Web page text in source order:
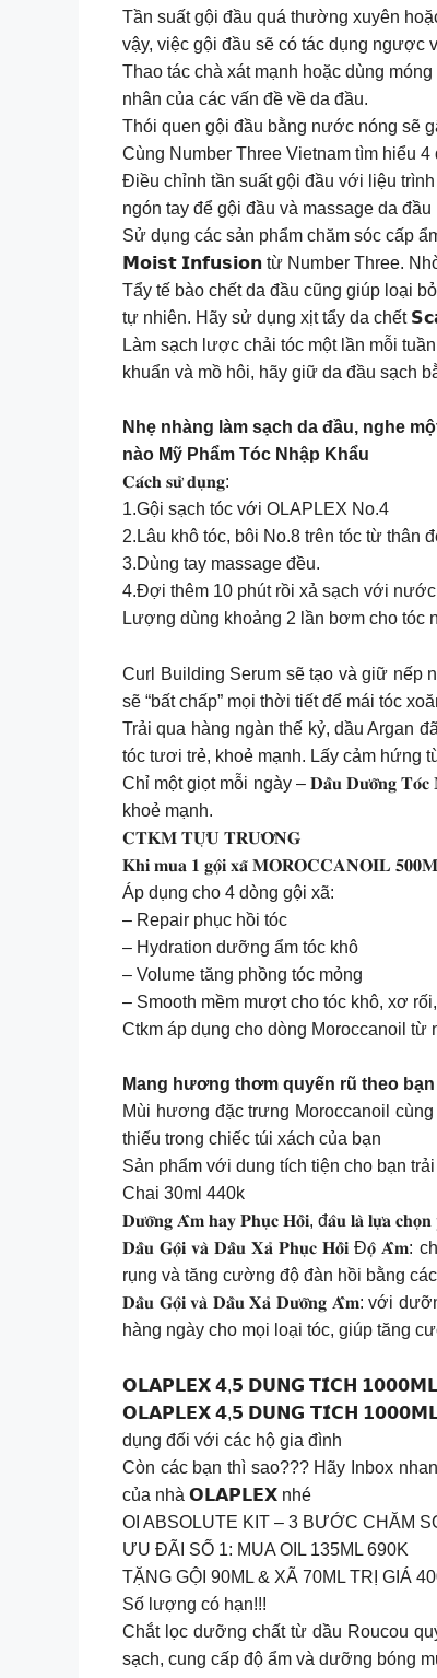
Tần suất gội đầu quá thường xuyên
vậy, việc gội đầu sẽ có tác dụng ngược
Thao tác chà xát mạnh hoặc dùng
nhân của các vấn đề về da đầu.
Thói quen gội đầu bằng nước nóng sẽ
Cùng Number Three Vietnam tìm hiểu
Điều chỉnh tần suất gội đầu với liệu
ngón tay để gội đầu và massage da
Sử dụng các sản phẩm chăm sóc cấp
𝗠𝗼𝗶𝘀𝘁 𝗜𝗻𝗳𝘂𝘀𝗶𝗼𝗻 từ Number Three.
Tẩy tế bào chết da đầu cũng giúp loại
tự nhiên. Hãy sử dụng xịt tẩy da chết
Làm sạch lược chải tóc một lần mỗi
khuẩn và mồ hôi, hãy giữ da đầu sạch
Nhẹ nhàng làm sạch da đầu, nghe
nào Mỹ Phẩm Tóc Nhập Khẩu
𝐂𝐚́𝐜𝐡 𝐬𝐮̛̉ 𝐝𝐮̣𝐧𝐠:
1.Gội sạch tóc với OLAPLEX No.4
2.Lâu khô tóc, bôi No.8 trên tóc từ thân
3.Dùng tay massage đều.
4.Đợi thêm 10 phút rồi xả sạch với
Lượng dùng khoảng 2 lần bơm cho tóc
Curl Building Serum sẽ tạo và giữ nếp
sẽ “bất chấp” mọi thời tiết để mái tóc
Trải qua hàng ngàn thế kỷ, dầu Argan
tóc tươi trẻ, khoẻ mạnh. Lấy cảm hứng
Chỉ một giọt mỗi ngày – 𝐃𝐚̂̀𝐮 𝐃𝐮̛𝐨̛̃𝐧𝐠
khoẻ mạnh.
𝐂𝐓𝐊𝐌 𝐓𝐔̛̣𝐔 𝐓𝐑𝐔̛𝐎̛̀𝐍𝐆
𝐊𝐡𝐢 𝐦𝐮𝐚 𝟏 𝐠𝐨̣̂𝐢 𝐱𝐚̃ 𝐌𝐎𝐑𝐎𝐂𝐂𝐀𝐍𝐎𝐈𝐋 𝟓𝟎𝟎𝐌𝐋
Áp dụng cho 4 dòng gội xã:
– Repair phục hồi tóc
– Hydration dưỡng ẩm tóc khô
– Volume tăng phồng tóc mỏng
– Smooth mềm mượt cho tóc khô, xơ
Ctkm áp dụng cho dòng Moroccanoil từ
Mang hương thơm quyến rũ theo
Mùi hương đặc trưng Moroccanoil
thiếu trong chiếc túi xách của bạn
Sản phẩm với dung tích tiện cho bạn
Chai 30ml 440k
𝐃𝐮̛𝐨̛̃𝐧𝐠 𝐀̂̉𝐦 𝐡𝐚𝐲 𝐏𝐡𝐮̣𝐜 𝐇𝐨̂̀𝐢, đ𝐚̂𝐮 𝐥𝐚̀ 𝐥𝐮̛̣𝐚
𝐃𝐚̂̀𝐮 𝐆𝐨̣̂𝐢 𝐯𝐚̀ 𝐃𝐚̂̀𝐮 𝐗𝐚̉ 𝐏𝐡𝐮̣𝐜 𝐇𝐨̂̀𝐢 Đ𝐨̣̂ 𝐀̂̉𝐦:
rụng và tăng cường độ đàn hồi bằng
𝐃𝐚̂̀𝐮 𝐆𝐨̣̂𝐢 𝐯𝐚̀ 𝐃𝐚̂̀𝐮 𝐗𝐚̉ 𝐃𝐮̛𝐨̛̃𝐧𝐠 𝐀̂̉𝐦: với
hàng ngày cho mọi loại tóc, giúp tăng
𝗢𝗟𝗔𝗣𝗟𝗘𝗫 𝟰,𝟱 𝗗𝗨𝗡𝗚 𝗧𝗜́𝗖𝗛 𝟭𝟬𝟬𝟬𝗠𝗟 đã
𝗢𝗟𝗔𝗣𝗟𝗘𝗫 𝟰,𝟱 𝗗𝗨𝗡𝗚 𝗧𝗜́𝗖𝗛 𝟭𝟬𝟬𝟬𝗠𝗟
dụng đối với các hộ gia đình
Còn các bạn thì sao??? Hãy Inbox
của nhà 𝗢𝗟𝗔𝗣𝗟𝗘𝗫 nhé
OI ABSOLUTE KIT – 3 BƯỚC CHĂM
ƯU ĐÃI SỐ 1: MUA OIL 135ML 690K
TẶNG GỘI 90ML & XÃ 70ML TRỊ GIÁ
Số lượng có hạn!!!
Chắt lọc dưỡng chất từ dầu Roucou
sạch, cung cấp độ ẩm và dưỡng bóng